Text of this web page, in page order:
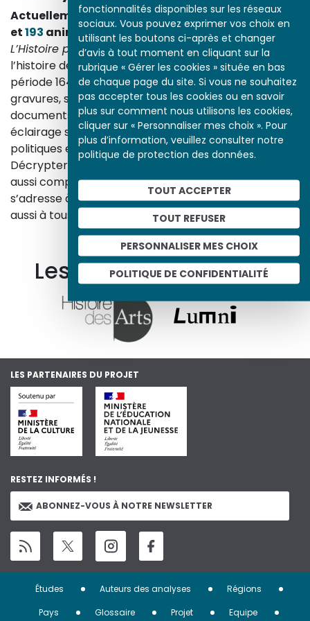
fonctionnalités disponibles sur les réseaux
sociaux. Vous pouvez exprimer vos choix en
utilisant les boutons ci-après et changer
d’avis à tout moment en cliquant sur la
rubrique « Gérer les cookies » située en bas
de chaque page du site. Si vous ne souhaitez
pas accepter tous les cookies ou en savoir
plus sur comment nous utilisons les cookies,
cliquer sur « Personnaliser mes choix ». Pour
plus d’information, veuillez consulter notre
politique de protection des données.
TOUT ACCEPTER
TOUT REFUSER
PERSONNALISER MES CHOIX
POLITIQUE DE CONFIDENTIALITÉ
Actuellement en ligne3153œuvres,1748études
et193 animations.
L’Histoire par l’imageexplore les événements de
l’histoire de France et les évolutions majeures de la
période 1643-1945. À travers des peintures, dessins,
gravures, sculptures, photographies, affiches,
documents d’archives, nos études proposent un
éclairage sur les réalités sociales, économiques,
politiques et culturelles d’une époque.
Décrypter les images et les événements d’hier, c’est
aussi comprendre ceux d’aujourd’hui. Un site qui
s’adresse à tous, famille, enseignants, élèves… mais
aussi à tous les curieux, amateurs d’art et d’histoire.
En savoir plus sur le projet
Les autres ressources
LES PARTENAIRES DU PROJET
RESTEZ INFORMÉS !
ABONNEZ-VOUS À NOTRE NEWSLETTER
Menu
Études Auteurs des analyses
Régions
Pays
Glossaire Projet Equipe